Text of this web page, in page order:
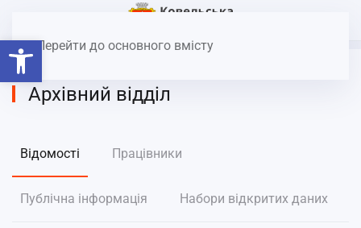
Відкрити Панель інструментів
Перейти до основного вмісту
Архівний відділ
Відомості Працівники
Публічна інформація Набори відкритих даних